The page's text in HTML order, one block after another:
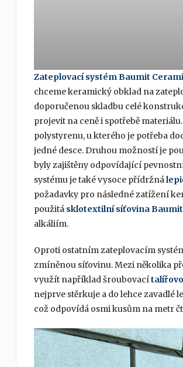
Zateplovací systém Baumit
chceme keramický obklad na
doporučenou skladbu celé
projevit na ceně i spotřebě
polystyrenu, u kterého je potřeba
jedné desce. Druhou možností je
byly zajištěny odpovídající
systému je také vysoce přídržná
požadavky pro následné zatížení
použitá sklotextilní síťovina
alkáliím.
Oproti ostatním zateplovacím
zmíněnou síťovinu. Mezi několika
využít například šroubovací
nejprve stěrkuje a do lehce zavadlé
což odpovídá osmi kusům na metr